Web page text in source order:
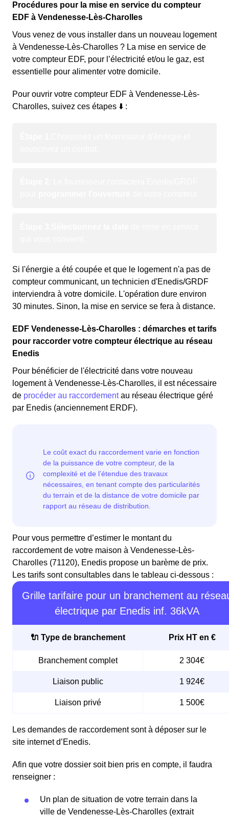
Procédures pour la mise en service du compteur
EDF à Vendenesse-Lès-Charolles
Vous venez de vous installer dans un nouveau logement
à Vendenesse-Lès-Charolles ? La mise en service de
votre compteur EDF, pour l’électricité et/ou le gaz, est
essentielle pour alimenter votre domicile.
Pour ouvrir votre compteur EDF à Vendenesse-Lès-
Charolles, suivez ces étapes ⬇️ :
Si l'énergie a été coupée et que le logement n'a pas de
compteur communicant, un technicien d'Enedis/GRDF
interviendra à votre domicile. L'opération dure environ
30 minutes. Sinon, la mise en service se fera à distance.
EDF Vendenesse-Lès-Charolles : démarches et tarifs
pour raccorder votre compteur électrique au réseau
Enedis
Pour bénéficier de l'électricité dans votre nouveau
logement à Vendenesse-Lès-Charolles, il est nécessaire
de procéder au raccordementau réseau électrique géré
par Enedis (anciennement ERDF).
Pour vous permettre d’estimer le montant du
raccordement de votre maison à Vendenesse-Lès-
Charolles (71120), Enedis propose un barème de prix.
Les tarifs sont consultables dans le tableau ci-dessous :
Grille tarifaire pour un branchement au
électrique par Enedis inf. 36kVA
🔌 Type de branchement Prix HT en €
Branchement complet 2 304€
Liaison public 1 924€
Liaison privé 1 500€
Les demandes de raccordement sont à déposer sur le
site internet d’Enedis.
Afin que votre dossier soit bien pris en compte, il faudra
renseigner :
Un plan de situation de votre terrain dans la
ville de Vendenesse-Lès-Charolles (extrait